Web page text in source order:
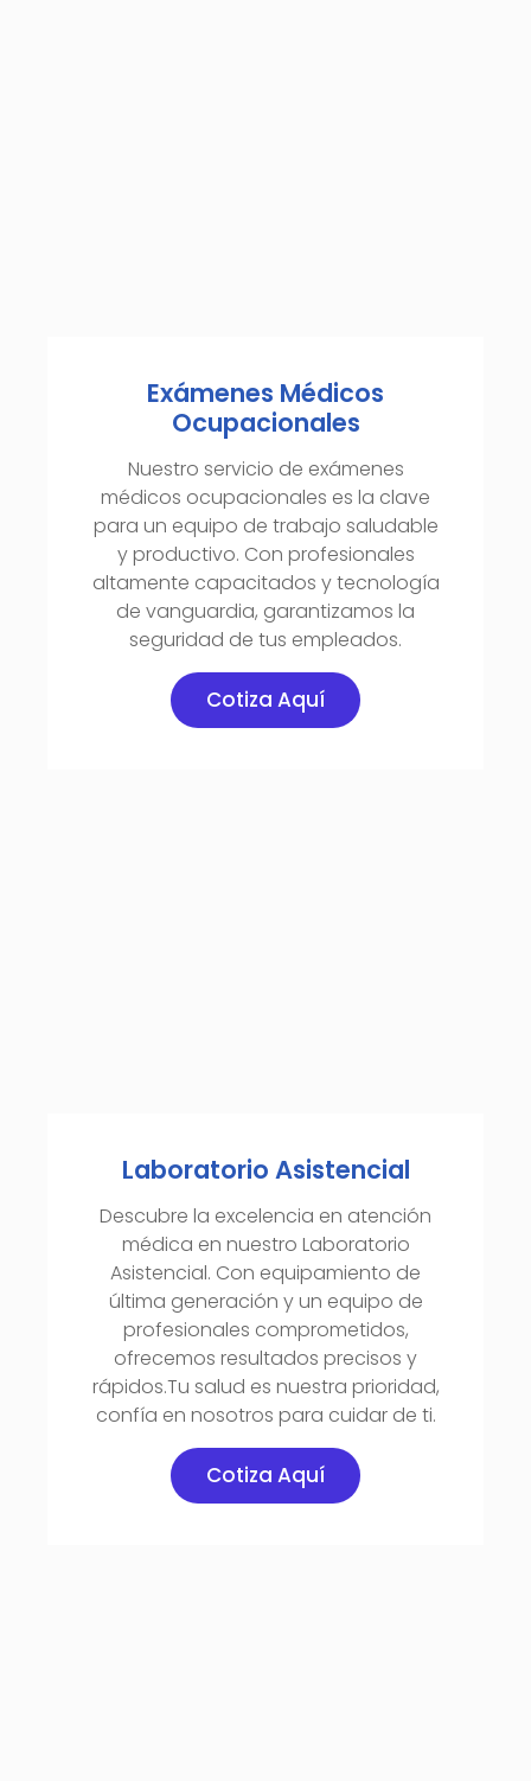
Exámenes Médicos
Ocupacionales
Nuestro servicio de exámenes
médicos ocupacionales es la clave
para un equipo de trabajo saludable
y productivo. Con profesionales
altamente capacitados y tecnología
de vanguardia, garantizamos la
seguridad de tus empleados.
Cotiza Aquí
Laboratorio Asistencial
Descubre la excelencia en atención
médica en nuestro Laboratorio
Asistencial. Con equipamiento de
última generación y un equipo de
profesionales comprometidos,
ofrecemos resultados precisos y
rápidos.Tu salud es nuestra prioridad,
confía en nosotros para cuidar de ti.
Cotiza Aquí